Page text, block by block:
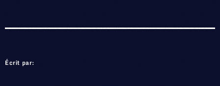
Écrit par: